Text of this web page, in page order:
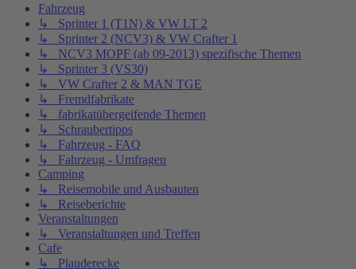
Fahrzeug
↳ Sprinter 1 (T1N) & VW LT 2
↳ Sprinter 2 (NCV3) & VW Crafter 1
↳ NCV3 MOPF (ab 09-2013) spezifische Themen
↳ Sprinter 3 (VS30)
↳ VW Crafter 2 & MAN TGE
↳ Fremdfabrikate
↳ fabrikatübergeifende Themen
↳ Schraubertipps
↳ Fahrzeug - FAQ
↳ Fahrzeug - Umfragen
Camping
↳ Reisemobile und Ausbauten
↳ Reiseberichte
Veranstaltungen
↳ Veranstaltungen und Treffen
Cafe
↳ Plauderecke